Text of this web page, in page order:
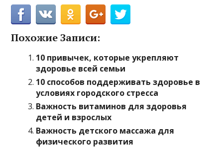
Похожие Записи:
10 привычек, которые укрепляют
здоровье всей семьи
10 способов поддерживать здоровье в
условиях городского стресса
Важность витаминов для здоровья
детей и взрослых
Важность детского массажа для
физического развития